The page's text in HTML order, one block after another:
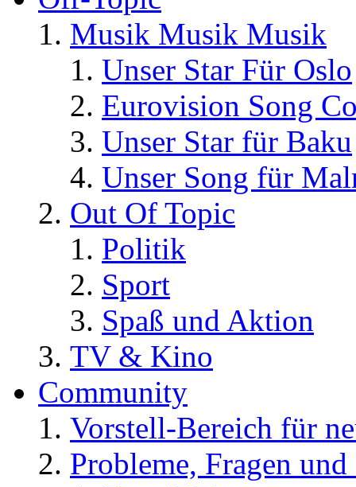
Musik Musik Musik
Unser Star Für Oslo
Eurovision Song
Unser Star für Baku
Unser Song für
Out Of Topic
Politik
Sport
Spaß und Aktion
TV & Kino
Community
Vorstell-Bereich für
Probleme, Fragen